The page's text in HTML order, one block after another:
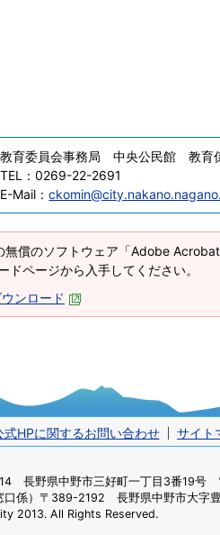
教育委員会事務局 中央公民館 教育
TEL：0269-22-2691
E-Mail：
無償のソフトウェア「Adobe
ページから入手してください。
ンロード
式HPに関するお問い合わせ サイト
長野県中野市三好町一丁目3番19号
係） 〒389-2192 長野県中野市大字
2013. All Rights Reserved.